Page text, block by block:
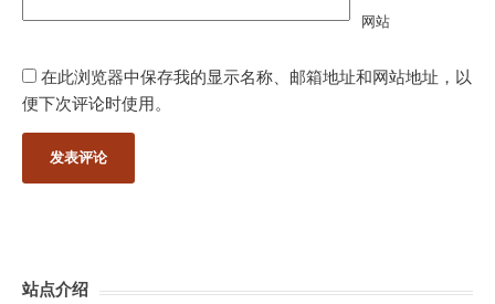
网站
在此浏览器中保存我的显示名称、邮箱地址和网站地址，以
便下次评论时使用。
站点介绍